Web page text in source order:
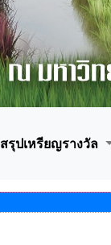
สรุปเหรียญรางวัล